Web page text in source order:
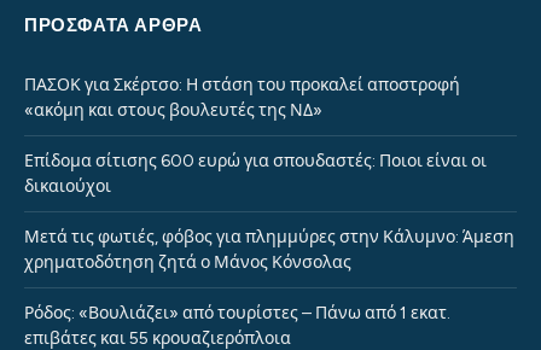
ΠΡΌΣΦΑΤΑ ΆΡΘΡΑ
ΠΑΣΟΚ για Σκέρτσο: Η στάση του προκαλεί αποστροφή
«ακόμη και στους βουλευτές της ΝΔ»
Επίδομα σίτισης 600 ευρώ για σπουδαστές: Ποιοι είναι οι
δικαιούχοι
Μετά τις φωτιές, φόβος για πλημμύρες στην Κάλυμνο: Άμεση
χρηματοδότηση ζητά ο Μάνος Κόνσολας
Ρόδος: «Βουλιάζει» από τουρίστες – Πάνω από 1 εκατ.
επιβάτες και 55 κρουαζιερόπλοια